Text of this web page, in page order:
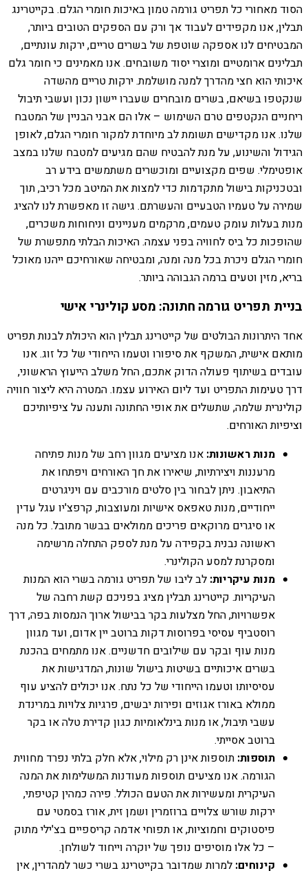
הסוד מאחורי כל תפריט גורמה טמון באיכות חומרי הגלם. בקייטרינג
תבלין, אנו מקפידים לעבוד אך ורק עם הספקים הטובים ביותר,
המבטיחים לנו אספקה שוטפת של בשרים טריים, ירקות עונתיים,
תבלינים ארומטיים ומוצרי יסוד משובחים. אנו מאמינים כי חומר גלם
איכותי הוא חצי מהדרך למנה מושלמת. ירקות טריים מהשדה
שנקטפו בשיאם, בשרים מובחרים שעברו יישון נכון ועשבי תיבול
ריחניים הנקטפים טרם השימוש – אלו הם אבני הבניין של המטבח
שלנו. אנו מקדישים תשומת לב מיוחדת למקור חומרי הגלם, לאופן
הגידול והשינוע, על מנת להבטיח שהם מגיעים למטבח שלנו במצב
אופטימלי. שפים מקצועיים ומוכשרים משתמשים בידע רב
ובטכניקות בישול מתקדמות כדי למצות את המיטב מכל רכיב, תוך
שמירה על טעמיו הטבעיים והעשרתם. גישה זו מאפשרת לנו להציג
מנות בעלות עומק טעמים, מרקמים מעניינים וניחוחות משכרים,
שהופכות כל ביס לחוויה בפני עצמה. האיכות הבלתי מתפשרת של
חומרי הגלם ניכרת בכל מנה ומנה, ומבטיחה שאורחיכם ייהנו מאוכל
בריא, מזין וטעים ברמה הגבוהה ביותר.
בניית תפריט גורמה חתונה: מסע קולינרי אישי
אחד היתרונות הבולטים של קייטרינג תבלין הוא היכולת לבנות תפריט
מותאם אישית, המשקף את סיפורו וטעמו הייחודי של כל זוג. אנו
עובדים בשיתוף פעולה הדוק אתכם, החל משלב הייעוץ הראשוני,
דרך טעימות התפריט ועד ליום האירוע עצמו. המטרה היא ליצור חוויה
קולינרית שלמה, שתשלים את אופי החתונה ותענה על ציפיותיכם
וציפיות האורחים.
מנות ראשונות: אנו מציעים מגוון רחב של מנות פתיחה
מרעננות ויצירתיות, שיאירו את חך האורחים ויפתחו את
התיאבון. ניתן לבחור בין סלטים מורכבים עם ויניגרטים
ייחודיים, מנות טאפאס אישיות ומעוצבות, קרפצ'יו עגל עדין
או סיגרים מרוקאים פריכים ממולאים בבשר מתובל. כל מנה
ראשונה נבנית בקפידה על מנת לספק התחלה מרשימה
ומסקרנת למסע הקולינרי.
מנות עיקריות: לב ליבו של תפריט גורמה בשרי הוא המנות
העיקריות. קייטרינג תבלין מציג בפניכם קשת רחבה של
אפשרויות, החל מצלעות בקר בבישול ארוך הנמסות בפה, דרך
רוסטביף עסיסי בפרוסות דקות ברוטב יין אדום, ועד מגוון
מנות עוף ובקר עם שילובים חדשניים. אנו מתמחים בהכנת
בשרים איכותיים בשיטות בישול שונות, המדגישות את
עסיסיותו וטעמו הייחודי של כל נתח. אנו יכולים להציע עוף
ממולא באורז אגוזים ופירות יבשים, פרגיות צלויות במרינדת
עשבי תיבול, או מנות בינלאומיות כגון קדירת טלה או בקר
ברוטב אסייתי.
תוספות: תוספות אינן רק מילוי, אלא חלק בלתי נפרד מחווית
הגורמה. אנו מציעים תוספות מעודנות המשלימות את המנה
העיקרית ומעשירות את הטעם הכולל. פירה כמהין קטיפתי,
ירקות שורש צלויים ברוזמרין ושמן זית, אורז בסמטי עם
פיסטוקים וחמוציות, או תפוחי אדמה קריספיים בצ'ילי מתוק
– כל אלו מוסיפים נופך של יוקרה וייחוד לשולחן.
קינוחים: למרות שמדובר בקייטרינג בשרי כשר למהדרין, אין